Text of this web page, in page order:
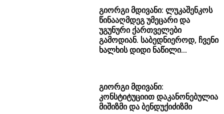
გიორგი მდივანი: ლუკაშენკოს
წინააღმდეგ უმეცარი და
უგუნური ქართველები
გამოდიან. საბედნიეროდ, ჩვენი
ხალხის დიდი ნაწილი...
გიორგი მდივანი:
კონსტიტუციით დაკანონებულია
მიშიზმი და ბენდუქიძიზმი